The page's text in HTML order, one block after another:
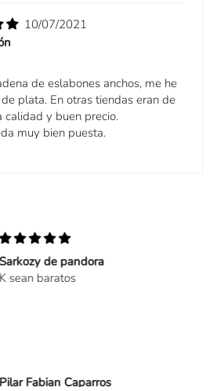
10/07/2021
de eslabones anchos, me he
plata. En otras tiendas eran de
calidad y buen precio.
muy bien puesta.
Sarkozy de pandora
K sean baratos
Pilar Fabian Caparros